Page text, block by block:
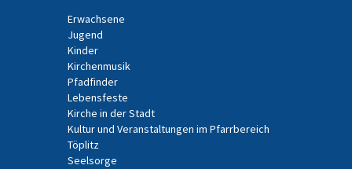
Erwachsene
Jugend
Kinder
Kirchenmusik
Pfadfinder
Lebensfeste
Kirche in der Stadt
Kultur und Veranstaltungen im Pfarrbereich
Töplitz
Seelsorge